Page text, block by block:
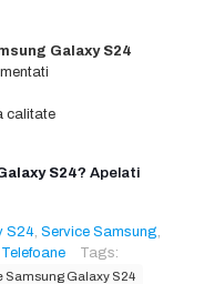
Galaxy S24
calitate
S24? Apelati
S24, Service Samsung,
Tags:
Samsung Galaxy S24